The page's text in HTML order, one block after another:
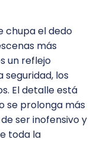
chupa el dedo
más
un reflejo
los
El detalle está
se prolonga más
ser inofensivo y
toda la